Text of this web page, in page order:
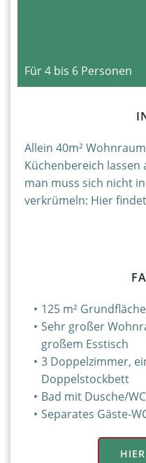
Für 4 bis 6 Personen
Allein 40m²
Küchenbereich lassen
man muss sich nicht
verkrümeln: Hier
125 m²
Sehr großer
großem Esstisch
3 Doppelzimmer,
Doppelstockbett
Bad mit Dusche/WC
Separates Gäste-